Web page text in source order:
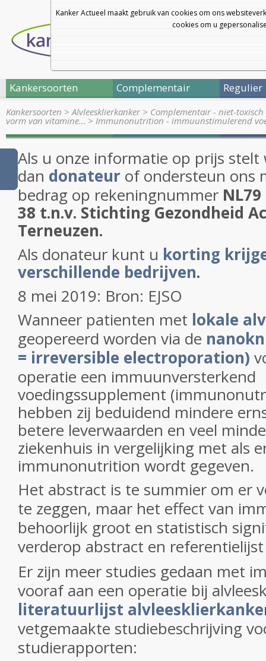
Kanker Actueel maakt gebruik van cookies om ons
cookies om u
Kankersoorten Complementair Regulier
Kankersoorten >Alvleesklierkanker> Complementair - niet-
vorm van vitamine… > Immunonutrition - immuunstimulerend
Als u onze informatie op prijs stelt
dan donateur of ondersteun ons
bedrag op rekeningnummer NL79
38 t.n.v. Stichting Gezondheid
Terneuzen.
Als donateur kunt u korting
verschillende bedrijven.
8 mei 2019: Bron: EJSO
Wanneer patienten met lokale
geopereerd worden via de
= irreversible electroporation)
operatie een immuunversterkend
voedingssupplement
hebben zij beduidend mindere
betere leverwaarden en veel
ziekenhuis in vergelijking met als
immunonutrition wordt gegeven.
Het abstract is te summier om er
te zeggen, maar het effect van
behoorlijk groot en statistisch
verderop abstract en referentielijst
Er zijn meer studies gedaan met
vooraf aan een operatie bij
literatuurlijst alvleesklierkanke
vetgemaakte studiebeschrijving
studierapporten: